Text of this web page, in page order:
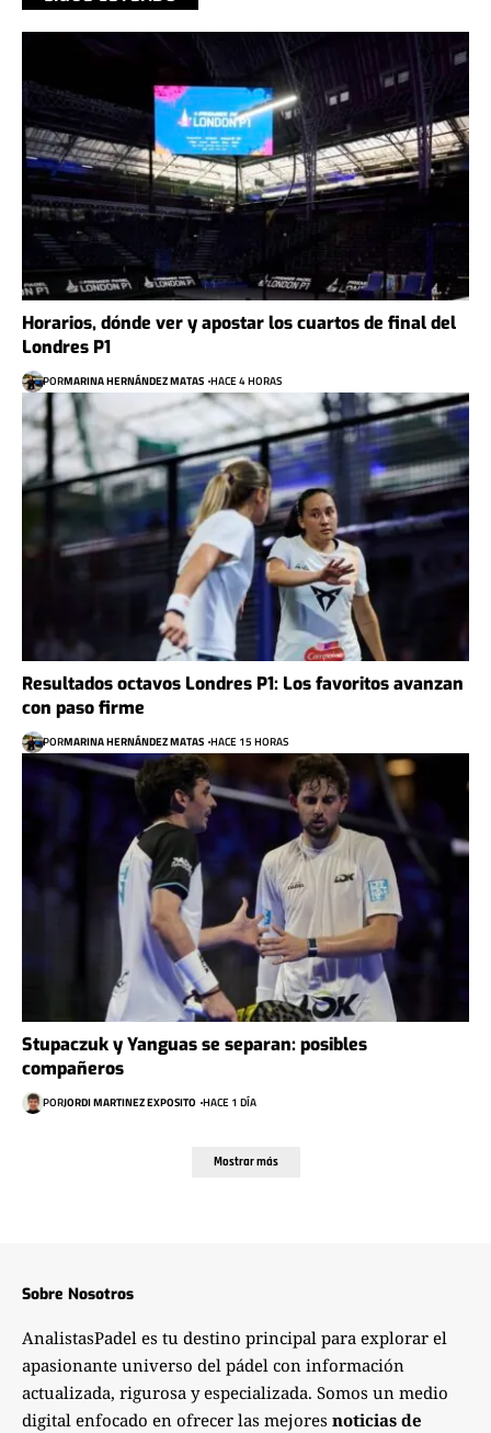
Horarios, dónde ver y apostar los cuartos de final del
Londres P1
PORMARINA HERNÁNDEZ MATAS HACE 4 HORAS
Resultados octavos Londres P1: Los favoritos avanzan
con paso firme
PORMARINA HERNÁNDEZ MATAS HACE 15 HORAS
Stupaczuk y Yanguas se separan: posibles
compañeros
PORJORDI MARTINEZ EXPOSITO HACE 1 DÍA
Mostrar más
Sobre Nosotros
AnalistasPadel es tu destino principal para explorar el
apasionante universo del pádel con información
actualizada, rigurosa y especializada. Somos un medio
digital enfocado en ofrecer las mejores noticias de